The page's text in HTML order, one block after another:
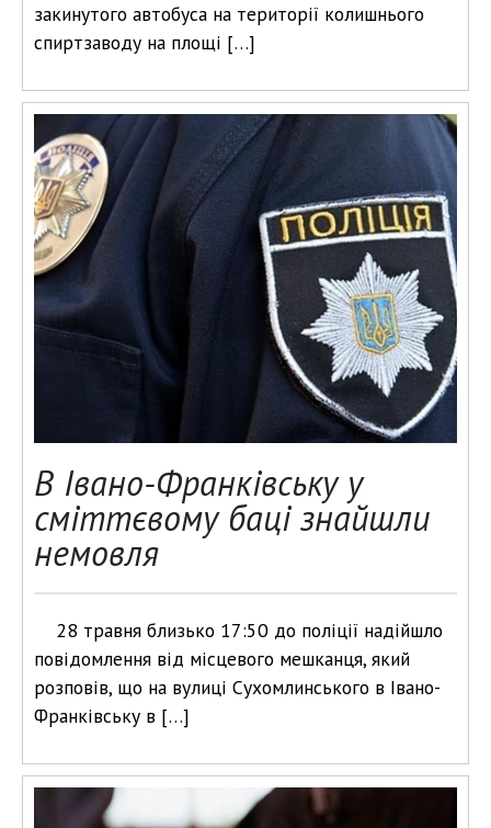
закинутого автобуса на території колишнього
спиртзаводу на площі […]
В Івано-Франківську у
сміттєвому баці знайшли
немовля
28 травня близько 17:50 до поліції надійшло
повідомлення від місцевого мешканця, який
розповів, що на вулиці Сухомлинського в Івано-
Франківську в […]